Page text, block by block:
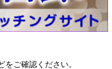
ランリュ
ご確認ください。